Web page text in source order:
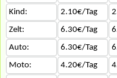
Kind:
2.10€/Tag
Zelt:
6.30€/Tag
Auto:
6.30€/Tag
Moto:
4.20€/Tag